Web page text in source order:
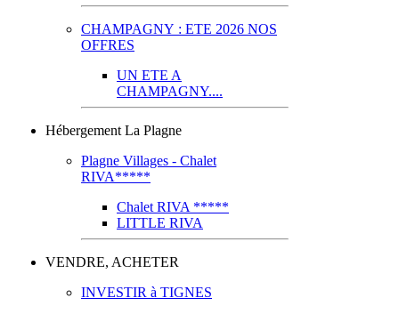
CHAMPAGNY : ETE 2026 NOS
OFFRES
UN ETE A
CHAMPAGNY....
Hébergement La Plagne
Plagne Villages - Chalet
RIVA*****
Chalet RIVA *****
LITTLE RIVA
VENDRE, ACHETER
INVESTIR à TIGNES